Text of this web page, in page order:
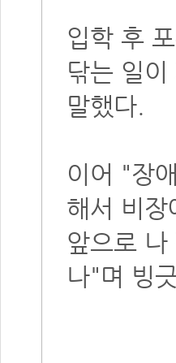
입학 후
닦는 일
말했다.
이어 "장
해서 비
앞으로
나"며 빙